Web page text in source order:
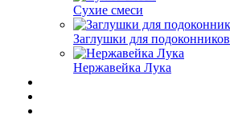
Сухие смеси
Заглушки для подоконников
Нержавейка Лука